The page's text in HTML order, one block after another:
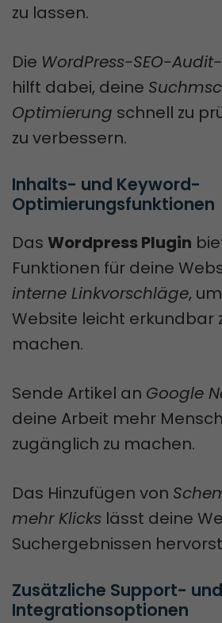
zu lassen.
Die WordPress-SEO-
hilft dabei, deine
Optimierung schnell zu
zu verbessern.
Inhalts- und Keyword-
Optimierungsfunktionen
Das Wordpress Plugin
Funktionen für deine
interne Linkvorschläge,
Website leicht erkundbar
machen.
Sende Artikel an Google
deine Arbeit mehr
zugänglich zu machen.
Das Hinzufügen von
mehr Klicks lässt deine
Suchergebnissen
Zusätzliche Support- und
Integrationsoptionen